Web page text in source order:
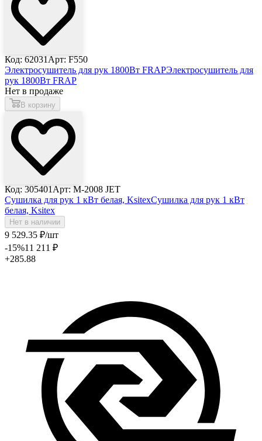
Код: 62031 Арт: F550
Электросушитель для рук 1800Вт FRAPЭлектросушитель для
рук 1800Вт FRAP
Нет в продаже
В корзину
Код: 305401 Арт: M-2008 JET
Сушилка для рук 1 кВт белая, KsitexСушилка для рук 1 кВт
белая, Ksitex
Нет в наличии
9 529.35 ₽/шт
-15%11 211 ₽
+285.88